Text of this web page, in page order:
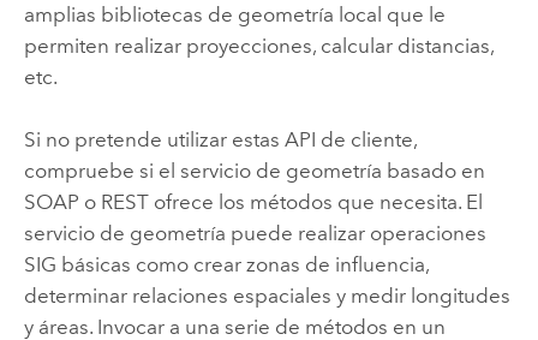
amplias bibliotecas de geometría local que le
permiten realizar proyecciones, calcular distancias,
etc.
Si no pretende utilizar estas API de cliente,
compruebe si el servicio de geometría basado en
SOAP o REST ofrece los métodos que necesita. El
servicio de geometría puede realizar operaciones
SIG básicas como crear zonas de influencia,
determinar relaciones espaciales y medir longitudes
y áreas. Invocar a una serie de métodos en un